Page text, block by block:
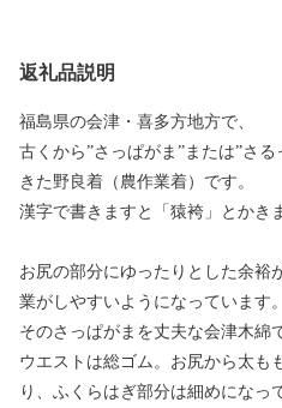
返礼品説明
福島県の会津・喜多方地方で、
古くから”さっぱがま”または”さ
きた野良着（農作業着）です。
漢字で書きますと「猿袴」とかき
お尻の部分にゆったりとした余裕
業がしやすいようになっています。
そのさっぱがまを丈夫な会津木綿
ウエストは総ゴム。お尻から太も
り、ふくらはぎ部分は細めになっ